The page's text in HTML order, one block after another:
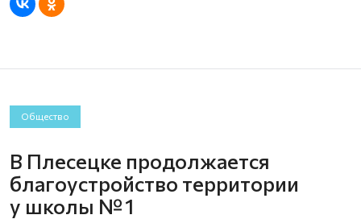
Общество
В Плесецке продолжается
благоустройство территории
у школы № 1